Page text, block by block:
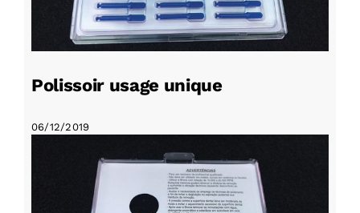
Polissoir usage unique
06/12/2019